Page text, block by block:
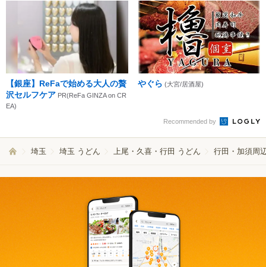
【銀座】ReFaで始める大人の贅
沢セルフケア PR(ReFa GINZA on CR
EA)
やぐら (大宮/居酒屋)
Recommended by
埼玉 埼玉 うどん 上尾・久喜・行田 うどん 行田・加須周